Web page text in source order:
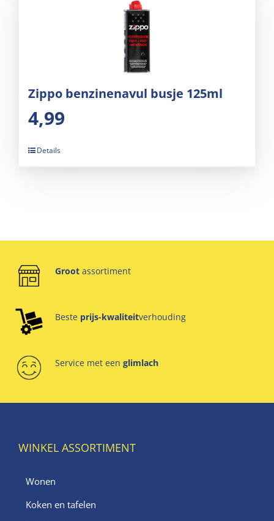
Zippo benzinenavul busje 125ml
4,99
Details
Groot assortiment
Beste prijs-kwaliteitverhouding
Service met een glimlach
WINKEL ASSORTIMENT
Wonen
Koken en tafelen